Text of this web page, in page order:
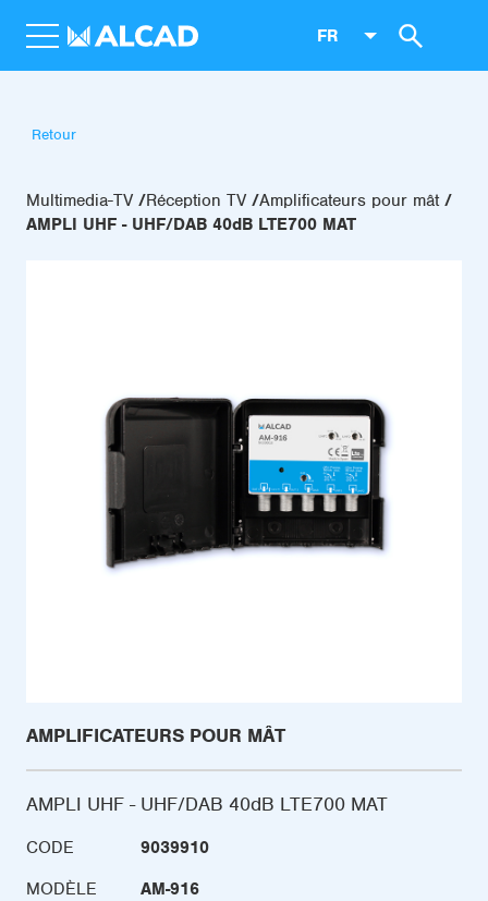
FR
Retour
Multimedia-TV Réception TV Amplificateurs pour mât
AMPLI UHF - UHF/DAB 40dB LTE700 MAT
AMPLIFICATEURS POUR MÂT
AMPLI UHF - UHF/DAB 40dB LTE700 MAT
CODE
9039910
MODÈLE
AM-916